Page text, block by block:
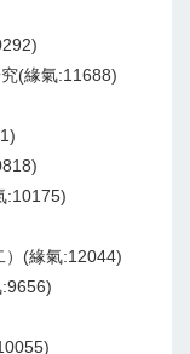
(緣氣:11688)
:10175)
(緣氣:12044)